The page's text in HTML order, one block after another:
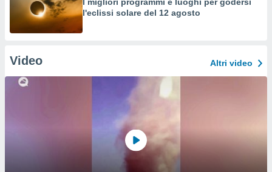
l'eclissi solare del 12 agosto
Video Altri video